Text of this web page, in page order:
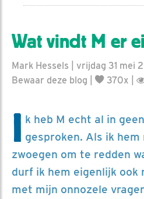
Wat vindt M er
Mark Hessels | vrijdag 31 mei
Bewaar deze blog
370x |
I k heb M echt al in
gesproken. Als ik
zwoegen om te redden
durf ik hem eigenlijk
met mijn onnozele